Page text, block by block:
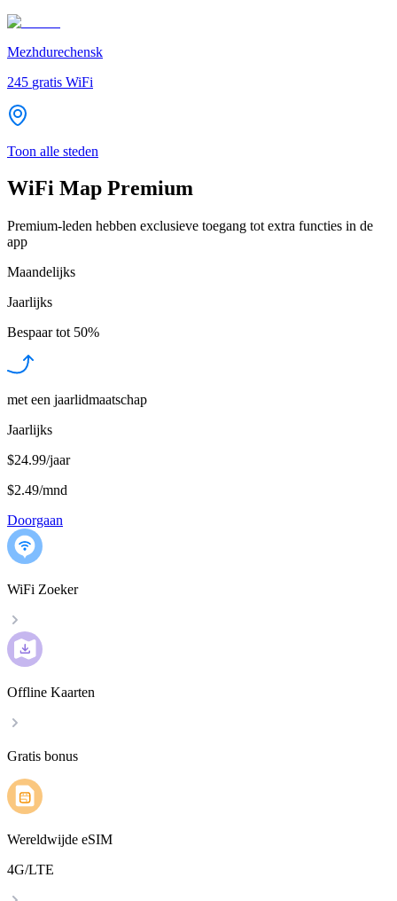
Mezhdurechensk
245 gratis WiFi
Toon alle steden
WiFi Map Premium
Premium-leden hebben exclusieve toegang tot extra functies in de
app
Maandelijks
Jaarlijks
Bespaar tot 50%
met een jaarlidmaatschap
Jaarlijks
$24.99/jaar
$2.49/mnd
Doorgaan
WiFi Zoeker
Offline Kaarten
Gratis bonus
Wereldwijde eSIM
4G/LTE